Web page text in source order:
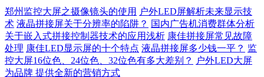
郑州监控大屏之摄像镜头的使用 户外LED屏解析未来显示技
术 液晶拼接屏关于分辨率的陷阱？ 国内广告机消费群体分析
关于嵌入式拼接控制器技术的应用浅析 康佳拼接屏常见故障
处理 康佳LED显示屏的十个特点 液晶拼接屏多少钱一平？ 监
控大屏16位色、24位色、32位色有多大差别？
户外LED大屏
为品牌 提供全新的营销方式